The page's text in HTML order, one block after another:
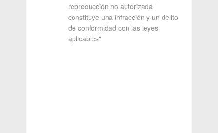
reproducción no autorizada
constituye una infracción y un delito
de conformidad con las leyes
aplicables"